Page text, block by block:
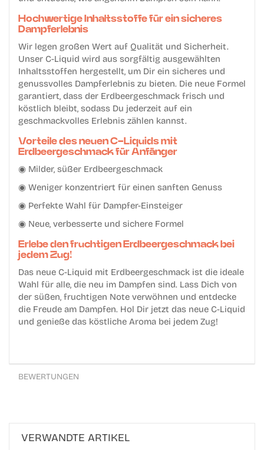
Hochwertige Inhaltsstoffe für ein sicheres
Dampferlebnis
Wir legen großen Wert auf Qualität und Sicherheit.
Unser C-Liquid wird aus sorgfältig ausgewählten
Inhaltsstoffen hergestellt, um Dir ein sicheres und
genussvolles Dampferlebnis zu bieten. Die neue Formel
garantiert, dass der Erdbeergeschmack frisch und
köstlich bleibt, sodass Du jederzeit auf ein
geschmackvolles Erlebnis zählen kannst.
Vorteile des neuen C-Liquids mit
Erdbeergeschmack für Anfänger
◉ Milder, süßer Erdbeergeschmack
◉ Weniger konzentriert für einen sanften Genuss
◉ Perfekte Wahl für Dampfer-Einsteiger
◉ Neue, verbesserte und sichere Formel
Erlebe den fruchtigen Erdbeergeschmack bei
jedem Zug!
Das neue C-Liquid mit Erdbeergeschmack ist die ideale
Wahl für alle, die neu im Dampfen sind. Lass Dich von
der süßen, fruchtigen Note verwöhnen und entdecke
die Freude am Dampfen. Hol Dir jetzt das neue C-Liquid
und genieße das köstliche Aroma bei jedem Zug!
BEWERTUNGEN
VERWANDTE ARTIKEL